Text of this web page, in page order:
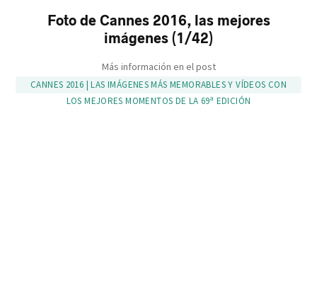
Foto de Cannes 2016, las mejores
imágenes (1/42)
Más información en el post
CANNES 2016 | LAS IMÁGENES MÁS MEMORABLES Y VÍDEOS CON
LOS MEJORES MOMENTOS DE LA 69ª EDICIÓN